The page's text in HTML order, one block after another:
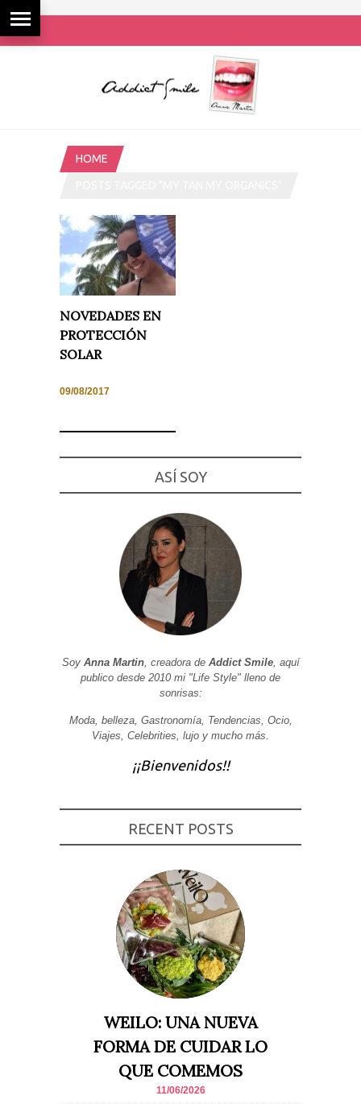
HOME
NOVEDADES EN
PROTECCIÓN
SOLAR
09/08/2017
ASÍ SOY
Soy Anna Martin, creadora de Addict Smile, aquí
publico desde 2010 mi "Life Style" lleno de
sonrisas:
Moda, belleza, Gastronomía, Tendencias, Ocio,
Viajes, Celebrities, lujo y mucho más.
¡¡Bienvenidos!!
RECENT POSTS
WEILO: UNA NUEVA
FORMA DE CUIDAR LO
QUE COMEMOS
11/06/2026
cookies no
base a cómo
visita. Si
algunas